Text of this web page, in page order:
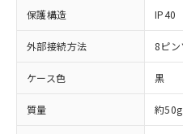
保護構造 IP40
外部接続方法 8ピ
ケース色 黒
質量 約50g
ムロン制御機器
ご相談ください
オムロン制御
販売ネ
在庫状況およ
事前の承諾なく
示しないよう
(DIBP) 1000ppm以下
但し、RoHS指令で産業用監
適用除外項目は除く。
フタル酸エステル類の４物
※2 対応予定月
ル) : 1000ppm、
※2 環境保護使用期
「ｅ」：有害物質（
準値以下であること
当社は貴社製品
ル、化学兵器
武器並びにこれ
使用いたしませ
当社は、貴社
場合は、上記1
該第三者に通
一定数に
－
在庫なし(
いては、
たはお客様
機器販売
認ください)